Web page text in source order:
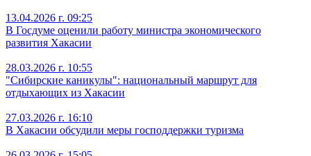
13.04.2026 г. 09:25
В Госдуме оценили работу министра экономического
развития Хакасии
28.03.2026 г. 10:55
"Сибирские каникулы": национальный маршрут для
отдыхающих из Хакасии
27.03.2026 г. 16:10
В Хакасии обсудили меры господдержки туризма